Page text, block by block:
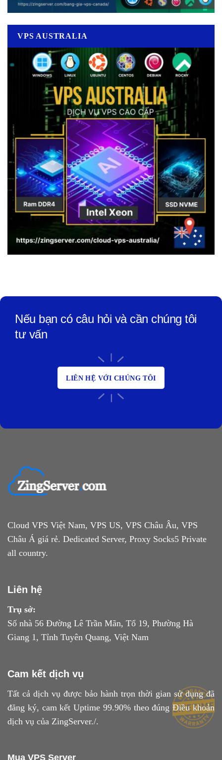
VPS AUSTRALIA
Nếu bạn có câu hỏi và cần chúng tôi
tư vấn
LIÊN HỆ VỚI CHÚNG TÔI
Cloud VPS Việt Nam, VPS US, VPS Châu Âu, VPS
Châu Á giá rẻ. Dedicated Server, Proxy Socks5 Private
all country.
Liên hệ
Trụ sở:
Số nhà 56 Đường Lê Trần Mãn, Tổ 19, Phường Hà
Giang 1, Tỉnh Tuyên Quang, Việt Nam
Cam kết dịch vụ
Tất cả dịch vụ được bảo hành trọn thời gian sử dụng đã
đăng ký, cam kết Uptime 99.90% theo đúngĐiều khoản
dịch vụ của ZingServer./.
Mua VPS Server